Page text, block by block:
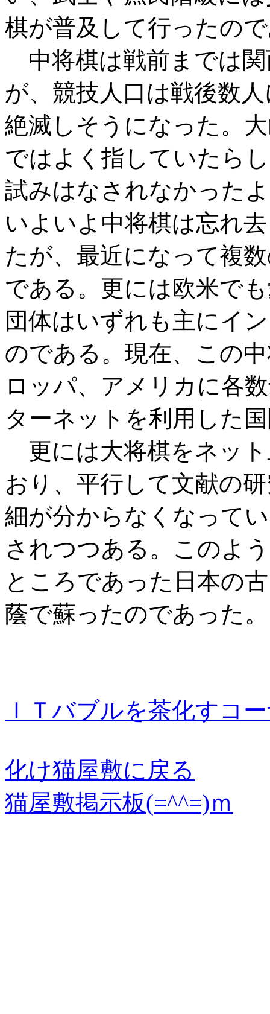
棋が普及して行ったの
中将棋は戦前までは
が、競技人口は戦後数
絶滅しそうになった。
ではよく指していたら
試みはなされなかった
いよいよ中将棋は忘れ
たが、最近になって複
である。更には欧米で
団体はいずれも主にイ
のである。現在、この
ロッパ、アメリカに各
ターネットを利用した
更には大将棋をネッ
おり、平行して文献の
細が分からなくなって
されつつある。このよ
ところであった日本の
蔭で蘇ったのであった。
ＩＴバブルを茶化すコ
化け猫屋敷に戻る
猫屋敷掲示板(=^^=)ｍ